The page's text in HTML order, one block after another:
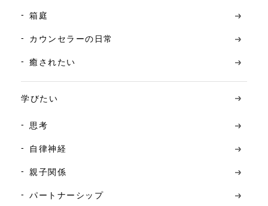
箱庭
カウンセラーの日常
癒されたい
学びたい
思考
自律神経
親子関係
パートナーシップ